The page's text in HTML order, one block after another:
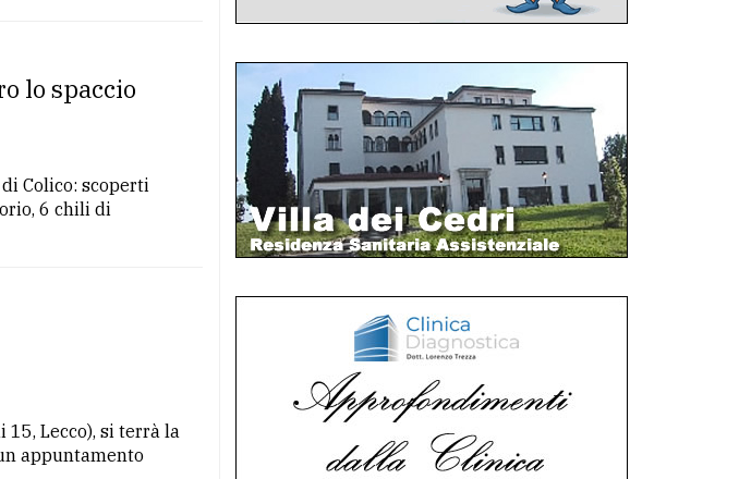
lo spaccio
Colico: scoperti
6 chili di
15, Lecco), si terrà la
appuntamento